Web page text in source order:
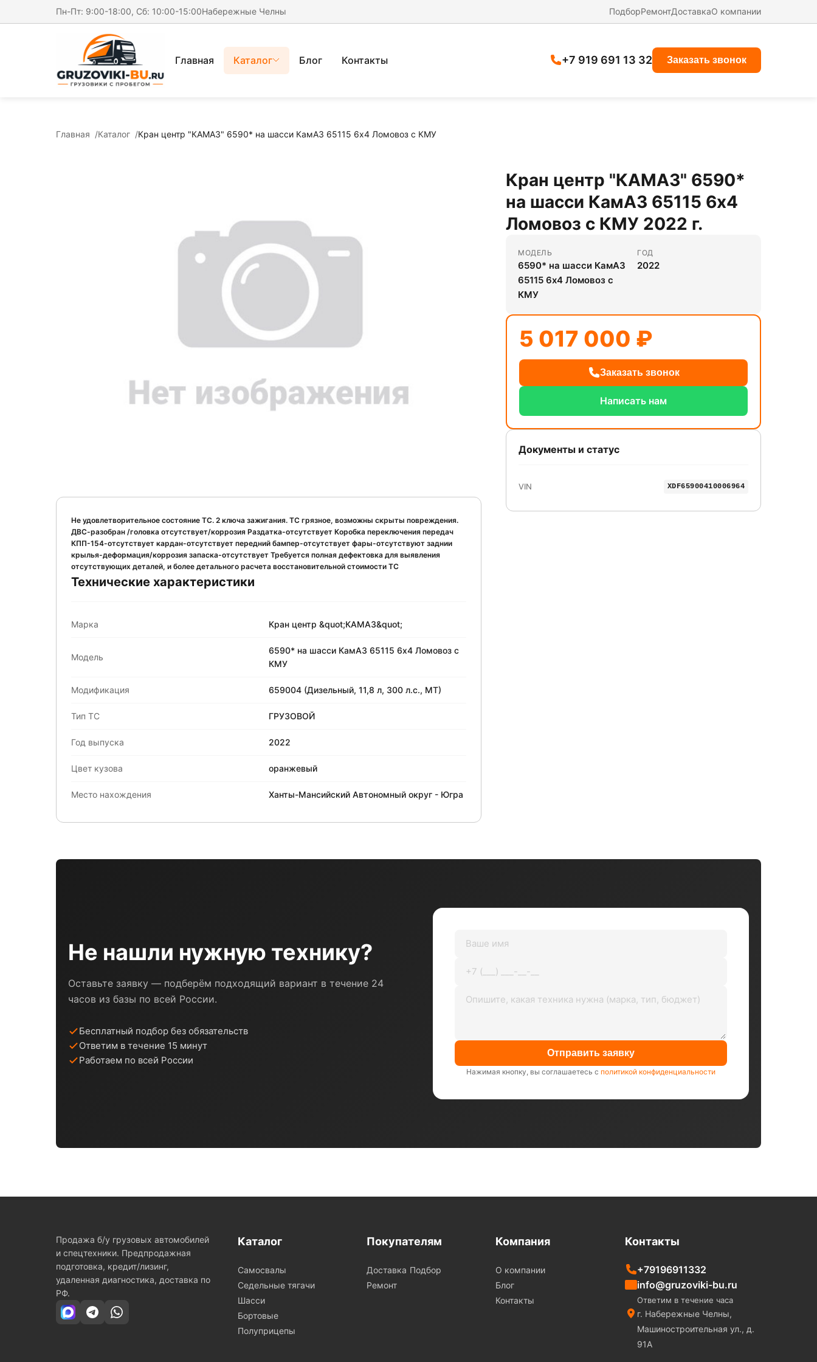
Пн-Пт: 9:00-18:00, Сб: 10:00-15:00Набережные Челны ПодборРемонтДоставкаО компании
Главная Каталог Блог Контакты +7 919 691 13 32 Заказать звонок
Главная Каталог Кран центр "КАМАЗ" 6590* на шасси КамАЗ 65115 6x4 Ломовоз с КМУ
Не удовлетворительное состояние ТС. 2 ключа зажигания. ТС грязное, возможны скрыты повреждения.
ДВС-разобран /головка отсутствует/коррозия Раздатка-отсутствует Коробка переключения передач
КПП-154-отсутствует кардан-отсутствует передний бампер-отсутствует фары-отсутствуют заднии
крылья-деформация/коррозия запаска-отсутствует Требуется полная дефектовка для выявления
отсутствующих деталей, и более детального расчета восстановительной стоимости ТС
Технические характеристики
Марка Кран центр &quot;КАМАЗ&quot;
Модель
6590* на шасси КамАЗ 65115 6x4 Ломовоз с
КМУ
Модификация 659004 (Дизельный, 11,8 л, 300 л.с., МТ)
Тип ТС ГРУЗОВОЙ
Год выпуска 2022
Цвет кузова оранжевый
Место нахождения Ханты-Мансийский Автономный округ - Югра
Кран центр "КАМАЗ" 6590*
на шасси КамАЗ 65115 6x4
Ломовоз с КМУ 2022 г.
МОДЕЛЬ
6590* на шасси КамАЗ
65115 6x4 Ломовоз с
КМУ
ГОД
2022
5 017 000 ₽
Заказать звонок
Написать нам
Документы и статус
VIN XDF65900410006964
Не нашли нужную технику?
Оставьте заявку — подберём подходящий вариант в течение 24
часов из базы по всей России.
Бесплатный подбор без обязательств
Ответим в течение 15 минут
Работаем по всей России
Отправить заявку
Нажимая кнопку, вы соглашаетесь с политикой конфиденциальности
Продажа б/у грузовых автомобилей
и спецтехники. Предпродажная
подготовка, кредит/лизинг,
удаленная диагностика, доставка по
РФ.
Каталог
Самосвалы
Седельные тягачи
Шасси
Бортовые
Полуприцепы
Покупателям
Доставка Подбор
Ремонт
Компания
О компании
Блог
Контакты
Контакты
+79196911332
info@gruzoviki-bu.ru
Ответим в течение часа
г. Набережные Челны,
Машиностроительная ул., д.
91А